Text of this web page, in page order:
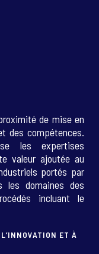
de mise en
des compétences.
les expertises
valeur ajoutée au
portés par
les domaines des
incluant le
ET À